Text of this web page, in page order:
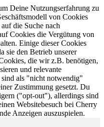
Deine Nutzungserfahrung zu
von Cookies
die Suche nach
Cookies die Vergütung von
Einige dieser Cookies
sie den Betrieb unserer
die wir z.B. benötigen,
und relevante
sind als "nicht notwendig"
Zustimmung gesetzt. Du
("opt-out"), allerdings sind
Websitebesuch bei Cherry
Anzeigen auszuspielen.